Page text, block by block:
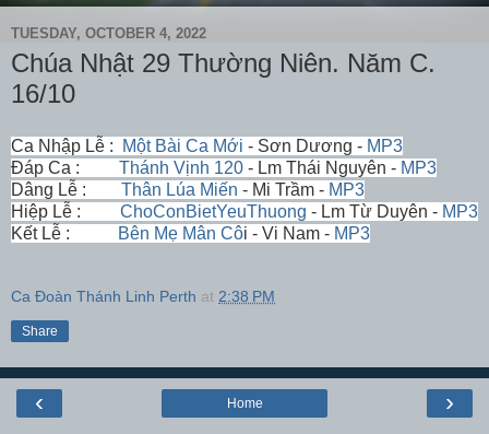
TUESDAY, OCTOBER 4, 2022
Chúa Nhật 29 Thường Niên. Năm C.
16/10
Ca Nhập Lễ : Một Bài Ca Mới - Sơn Dương - MP3
Đáp Ca :
Thánh Vịnh 120 - Lm Thái Nguyên - MP3
Dâng Lễ : Thân Lúa Miến - Mi Trầm - MP3
Hiệp Lễ : ChoConBietYeuThuong - Lm Từ Duyên - MP3
Kết Lễ :
Bên Mẹ Mân Côi - Vi Nam - MP3
Ca Đoàn Thánh Linh Perth at 2:38 PM
Share
‹ ›
Home